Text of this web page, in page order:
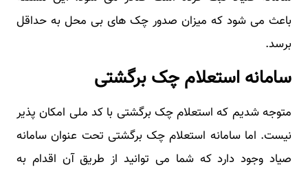
باعث می شود که میزان صدور چک های بی محل به حداقل
برسد.
سامانه استعلام چک برگشتی
متوجه شدیم که استعلام چک برگشتی با کد ملی امکان پذیر
نیست. اما سامانه استعلام چک برگشتی تحت عنوان سامانه
صیاد وجود دارد که شما می توانید از طریق آن اقدام به